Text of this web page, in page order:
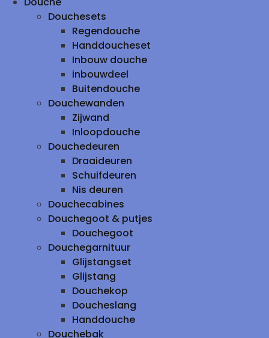
Douchesets
Regendouche
Handdoucheset
Inbouw douche
inbouwdeel
Buitendouche
Douchewanden
Zijwand
Inloopdouche
Douchedeuren
Draaideuren
Schuifdeuren
Nis deuren
Douchecabines
Douchegoot & putjes
Douchegoot
Douchegarnituur
Glijstangset
Glijstang
Douchekop
Doucheslang
Handdouche
Douchebak